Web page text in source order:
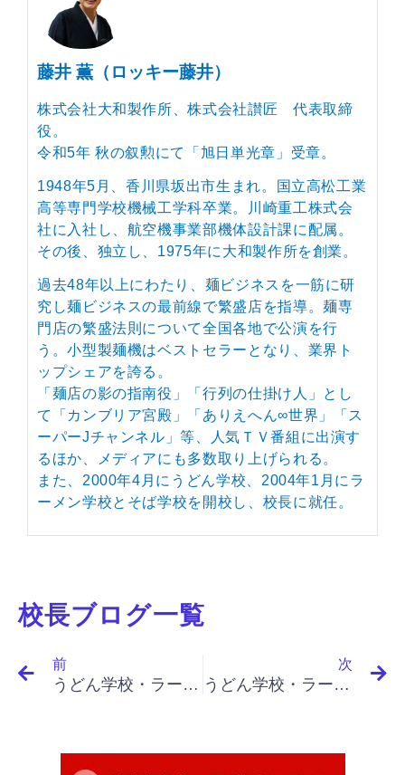
藤井 薫（ロッキー藤井）
株式会社大和製作所、株式会社讃匠 代表取締
役。
令和5年 秋の叙勲にて「旭日単光章」受章。
1948年5月、香川県坂出市生まれ。国立高松工業
高等専門学校機械工学科卒業。川崎重工株式会
社に入社し、航空機事業部機体設計課に配属。
その後、独立し、1975年に大和製作所を創業。
過去48年以上にわたり、麺ビジネスを一筋に研
究し麺ビジネスの最前線で繁盛店を指導。麺専
門店の繁盛法則について全国各地で公演を行
う。小型製麺機はベストセラーとなり、業界ト
ップシェアを誇る。
「麺店の影の指南役」「行列の仕掛け人」とし
て「カンブリア宮殿」「ありえへん∞世界」「ス
ーパーJチャンネル」等、人気ＴＶ番組に出演す
るほか、メディアにも多数取り上げられる。
また、2000年4月にうどん学校、2004年1月にラ
ーメン学校とそば学校を開校し、校長に就任。
校長ブログ一覧
前
うどん学校・ラーメン学校・そば学校・パスタ学校で開業&成果アップ｜「イノベーションと起業家精神（最終）」「ベンチャー・ビジネスのマネジメント、市場志向の必要、予期せぬことを当然とする」
次
うどん学校・ラーメン学校・そば学校・パスタ学校で開業&成果アップ｜「イノベーションと起業家精神（最終）」「資金構造を超えた成長、フランチャイズ成功の原則、死活問題、突然の不能」